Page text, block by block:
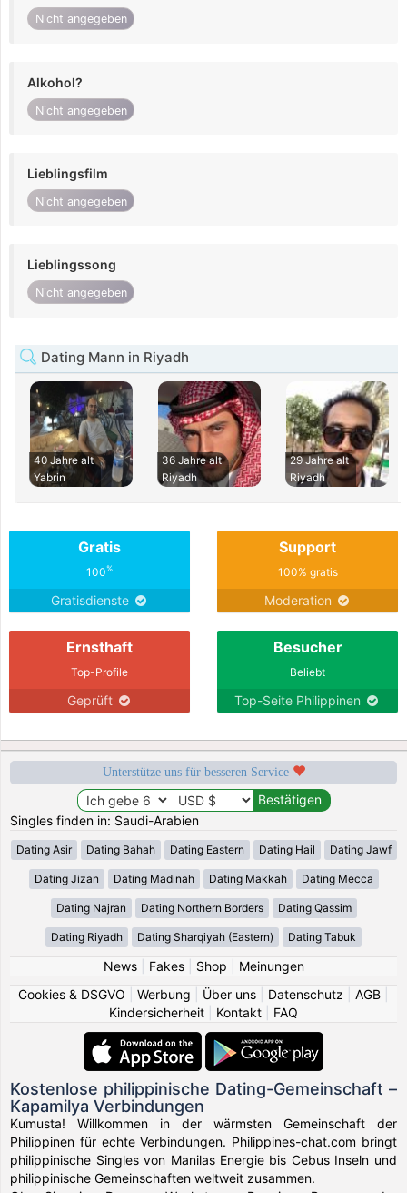
Nicht angegeben
Alkohol?
Nicht angegeben
Lieblingsfilm
Nicht angegeben
Lieblingssong
Nicht angegeben
Dating Mann in Riyadh
40 Jahre alt
Yabrin
36 Jahre alt
Riyadh
29 Jahre alt
Riyadh
Gratis
100%
Gratisdienste
Support
100% gratis
Moderation
Ernsthaft
Top-Profile
Geprüft
Besucher
Beliebt
Top-Seite Philippinen
Unterstütze uns für besseren Service
Singles finden in: Saudi-Arabien
Dating Asir Dating Bahah Dating Eastern Dating Hail Dating Jawf
Dating Jizan Dating Madinah Dating Makkah Dating Mecca
Dating Najran Dating Northern Borders Dating Qassim
Dating Riyadh Dating Sharqiyah (Eastern) Dating Tabuk
News| Fakes| Shop
Meinungen
Cookies & DSGVO
Werbung Über uns Datenschutz AGB
Kindersicherheit
Kontakt FAQ
Kostenlose philippinische Dating-Gemeinschaft –
Kapamilya Verbindungen
Kumusta! Willkommen in der wärmsten Gemeinschaft der
Philippinen für echte Verbindungen. Philippines-chat.com bringt
philippinische Singles von Manilas Energie bis Cebus Inseln und
philippinische Gemeinschaften weltweit zusammen.